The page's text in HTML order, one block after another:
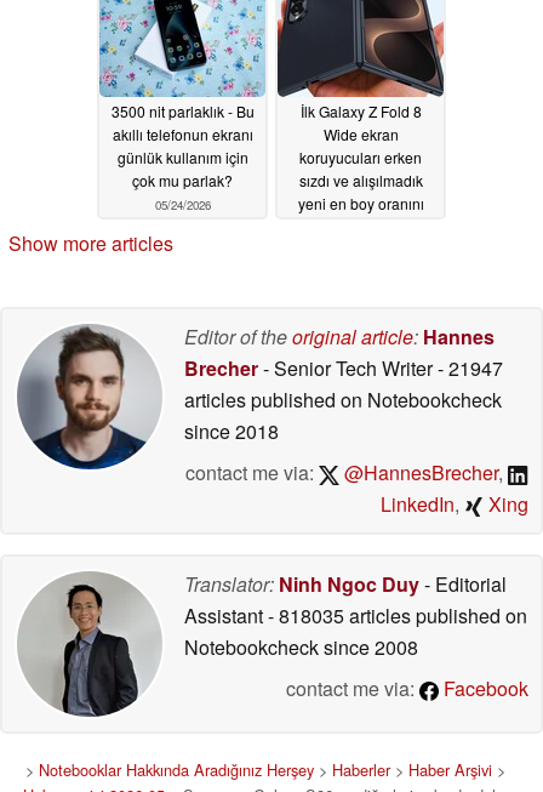
3500 nit parlaklık - Bu
akıllı telefonun ekranı
günlük kullanım için
çok mu parlak?
05/24/2026
İlk Galaxy Z Fold 8
Wide ekran
koruyucuları erken
sızdı ve alışılmadık
yeni en boy oranını
Show more articles
Editor of theoriginal article: Hannes
Brecher- Senior Tech Writer- 21947
articles published on Notebookcheck
since 2018
contact me via:
@HannesBrecher,
LinkedIn, Xing
Translator: Ninh Ngoc Duy- Editorial
Assistant- 818035 articles published on
Notebookchecksince 2008
contact me via:
Facebook
> Notebooklar Hakkında Aradığınız Herşey > Haberler> Haber Arşivi >